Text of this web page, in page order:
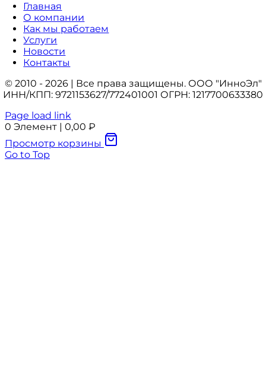
Главная
О компании
Как мы работаем
Услуги
Новости
Контакты
© 2010 - 2026 | Все права защищены. ООО "ИнноЭл"
ИНН/КПП: 9721153627/772401001 ОГРН: 1217700633380
Page load link
0 Элемент | 0,00 ₽
Просмотр корзины
Go to Top